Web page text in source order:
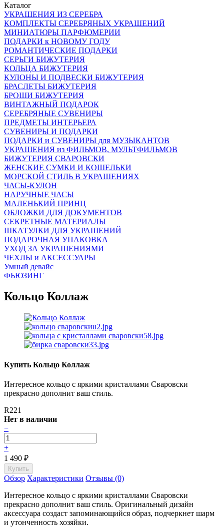
Каталог
УКРАШЕНИЯ ИЗ СЕРЕБРА
КОМПЛЕКТЫ СЕРЕБРЯНЫХ УКРАШЕНИЙ
МИНИАТЮРЫ ПАРФЮМЕРИИ
ПОДАРКИ к НОВОМУ ГОДУ
РОМАНТИЧЕСКИЕ ПОДАРКИ
СЕРЬГИ БИЖУТЕРИЯ
КОЛЬЦА БИЖУТЕРИЯ
КУЛОНЫ И ПОДВЕСКИ БИЖУТЕРИЯ
БРАСЛЕТЫ БИЖУТЕРИЯ
БРОШИ БИЖУТЕРИЯ
ВИНТАЖНЫЙ ПОДАРОК
СЕРЕБРЯНЫЕ СУВЕНИРЫ
ПРЕДМЕТЫ ИНТЕРЬЕРА
СУВЕНИРЫ И ПОДАРКИ
ПОДАРКИ и СУВЕНИРЫ для МУЗЫКАНТОВ
УКРАШЕНИЯ из ФИЛЬМОВ, МУЛЬТФИЛЬМОВ
БИЖУТЕРИЯ СВАРОВСКИ
ЖЕНСКИЕ СУМКИ И КОШЕЛЬКИ
МОРСКОЙ СТИЛЬ В УКРАШЕНИЯХ
ЧАСЫ-КУЛОН
НАРУЧНЫЕ ЧАСЫ
МАЛЕНЬКИЙ ПРИНЦ
ОБЛОЖКИ ДЛЯ ДОКУМЕНТОВ
СЕКРЕТНЫЕ МАТЕРИАЛЫ
ШКАТУЛКИ ДЛЯ УКРАШЕНИЙ
ПОДАРОЧНАЯ УПАКОВКА
УХОД ЗА УКРАШЕНИЯМИ
ЧEХЛЫ и АКСЕССУАРЫ
Умный девайс
ФЬЮЗИНГ
Кольцо Коллаж
Купить Кольцо Коллаж
Интересное кольцо с яркими кристаллами Сваровски
прекрасно дополнит ваш стиль.
R221
Нет в наличии
−
+
1 490 ₽
Обзор Характеристики Отзывы (0)
Интересное кольцо с яркими кристаллами Сваровски
прекрасно дополнит ваш стиль. Оригинальный дизайн
аксессуара создаст запоминающийся образ, подчеркнет шарм
и утонченность хозяйки.